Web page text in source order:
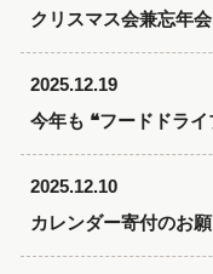
クリスマス会兼忘年
2025.12.19
今年も ❝フードドライ
2025.12.10
カレンダー寄付のお